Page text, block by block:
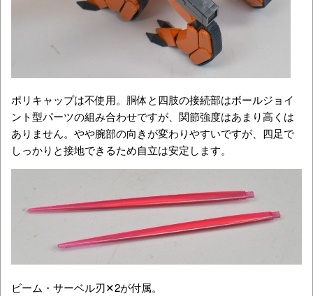
ポリキャップは不使用。胴体と四肢の接続部はボールジョイ
ント型パーツの組み合わせですが、関節強度はあまり高くは
ありません。やや腕部の向きが変わりやすいですが、四足で
しっかりと接地できるため自立は安定します。
ビーム・サーベル刃✕2が付属。